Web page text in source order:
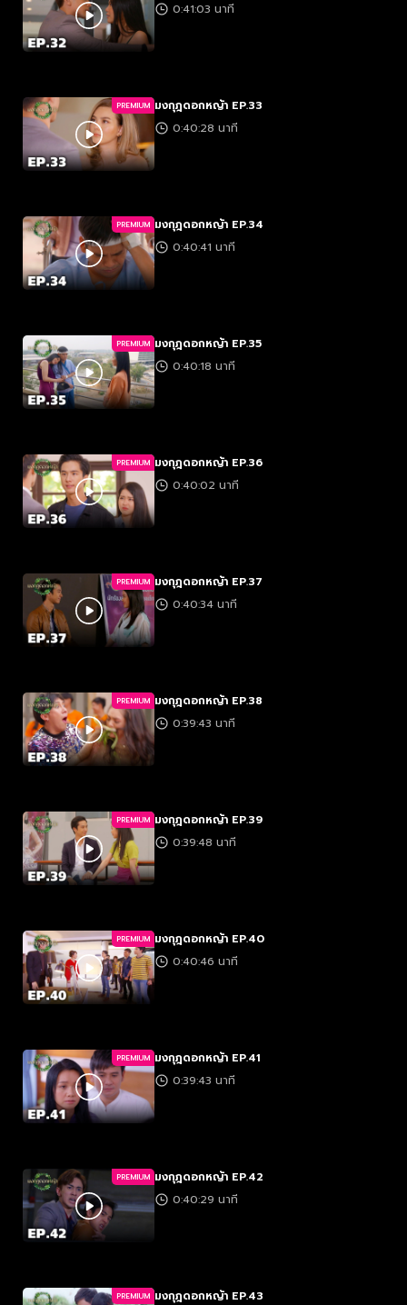
0:41:03 นาที
PREMIUM มงกุฎดอกหญ้า EP.33
0:40:28 นาที
PREMIUM มงกุฎดอกหญ้า EP.34
0:40:41 นาที
PREMIUM มงกุฎดอกหญ้า EP.35
0:40:18 นาที
PREMIUM มงกุฎดอกหญ้า EP.36
0:40:02 นาที
PREMIUM มงกุฎดอกหญ้า EP.37
0:40:34 นาที
PREMIUM มงกุฎดอกหญ้า EP.38
0:39:43 นาที
PREMIUM มงกุฎดอกหญ้า EP.39
0:39:48 นาที
PREMIUM มงกุฎดอกหญ้า EP.40
0:40:46 นาที
PREMIUM มงกุฎดอกหญ้า EP.41
0:39:43 นาที
PREMIUM มงกุฎดอกหญ้า EP.42
0:40:29 นาที
PREMIUM มงกุฎดอกหญ้า EP.43